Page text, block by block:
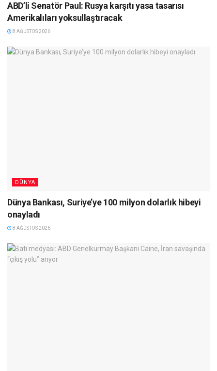
ABD’li Senatör Paul: Rusya karşıtı yasa tasarısı
Amerikalıları yoksullaştıracak
8 AĞUSTOS 2026
DÜNYA
Dünya Bankası, Suriye’ye 100 milyon dolarlık hibeyi
onayladı
8 AĞUSTOS 2026